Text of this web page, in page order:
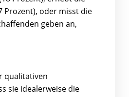
Prozent), oder misst die
geben an,
qualitativen
sie idealerweise die